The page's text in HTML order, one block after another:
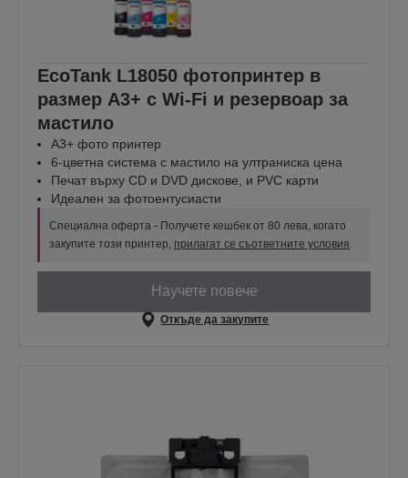
EcoTank L18050 фотопринтер в
размер A3+ с Wi-Fi и резервоар за
мастило
A3+ фото принтер
6-цветна система с мастило на ултраниска цена
Печат върху CD и DVD дискове, и PVC карти
Идеален за фотоентусиасти
Специална оферта - Получете кешбек от 80 лева, когато
закупите този принтер, прилагат се съответните условия.
Научете повече
Откъде да закупите